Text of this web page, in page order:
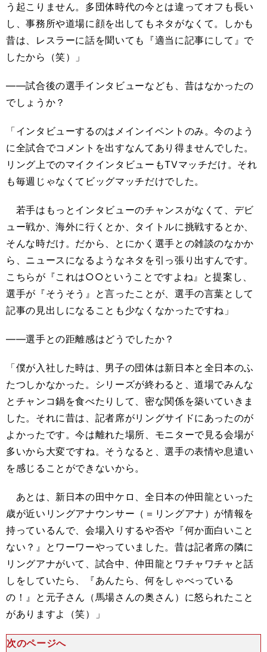
う起こりません。多団体時代の今とは違ってオフも長い
し、事務所や道場に顔を出してもネタがなくて。しかも
昔は、レスラーに話を聞いても『適当に記事にして』で
したから（笑）」
――試合後の選手インタビューなども、昔はなかったの
でしょうか？
「インタビューするのはメインイベントのみ。今のよう
に全試合でコメントを出すなんてあり得ませんでした。
リング上でのマイクインタビューもTVマッチだけ。それ
も毎週じゃなくてビッグマッチだけでした。
若手はもっとインタビューのチャンスがなくて、デビ
ュー戦か、海外に行くとか、タイトルに挑戦するとか、
そんな時だけ。だから、とにかく選手との雑談のなかか
ら、ニュースになるようなネタを引っ張り出すんです。
こちらが『これは○○ということですよね』と提案し、
選手が『そうそう』と言ったことが、選手の言葉として
記事の見出しになることも少なくなかったですね」
――選手との距離感はどうでしたか？
「僕が入社した時は、男子の団体は新日本と全日本のふ
たつしかなかった。シリーズが終わると、道場でみんな
とチャンコ鍋を食べたりして、密な関係を築いていきま
した。それに昔は、記者席がリングサイドにあったのが
よかったです。今は離れた場所、モニターで見る会場が
多いから大変ですね。そうなると、選手の表情や息遣い
を感じることができないから。
あとは、新日本の田中ケロ、全日本の仲田龍といった
歳が近いリングアナウンサー（＝リングアナ）が情報を
持っているんで、会場入りするや否や『何か面白いこと
ない？』とワーワーやっていました。昔は記者席の隣に
リングアナがいて、試合中、仲田龍とワチャワチャと話
しをしていたら、『あんたら、何をしゃべっている
の！』と元子さん（馬場さんの奥さん）に怒られたこと
がありますよ（笑）」
次のページへ